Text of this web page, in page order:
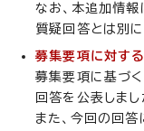
なお、本追加情
質疑回答とは別
募集要項に対す
募集要項に基づ
回答を公表しまし
また、今回の回